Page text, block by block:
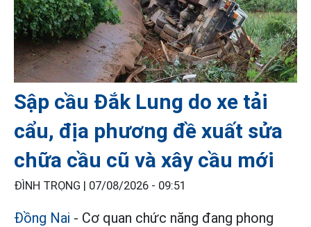
Sập cầu Đắk Lung do xe tải
cẩu, địa phương đề xuất sửa
chữa cầu cũ và xây cầu mới
ĐÌNH TRỌNG | 07/08/2026 - 09:51
Đồng Nai - Cơ quan chức năng đang phong